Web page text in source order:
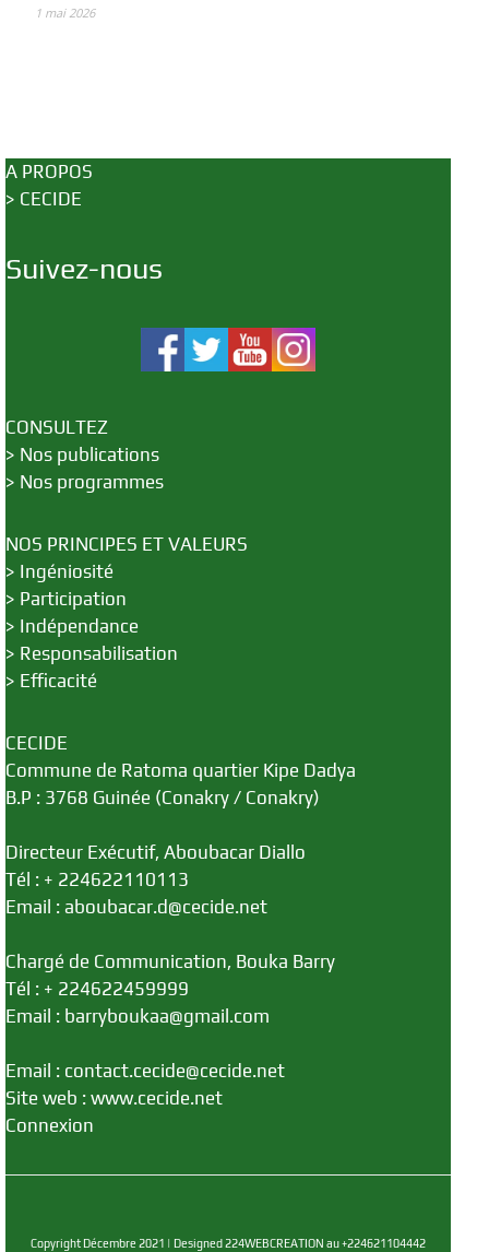
1 mai 2026
A PROPOS
> CECIDE
Suivez-nous
CONSULTEZ
> Nos publications
> Nos programmes
NOS PRINCIPES ET VALEURS
> Ingéniosité
> Participation
> Indépendance
> Responsabilisation
> Efficacité
CECIDE
Commune de Ratoma quartier Kipe Dadya
B.P : 3768 Guinée (Conakry / Conakry)
Directeur Exécutif, Aboubacar Diallo
Tél : + 224622110113
Email : aboubacar.d@cecide.net
Chargé de Communication, Bouka Barry
Tél : + 224622459999
Email : barryboukaa@gmail.com
Email : contact.cecide@cecide.net
Site web : www.cecide.net
Connexion
Copyright Décembre 2021 | Designed 224WEBCREATION au +224621104442